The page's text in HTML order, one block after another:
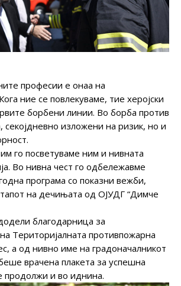
професии е онаа на
ние се повлекуваме, тие херојски
борбени линии. Во борба против
секојдневно изложени на ризик, но и
го посветуваме ним и нивната
Во нивна чест го одбележавме
програма со показни вежби,
на дечињата од ОЈУДГ “Димче
благодарница за
Територијалната противпожарна
а од нивно име на градоначалникот
врачена плакета за успешна
продолжи и во иднина.